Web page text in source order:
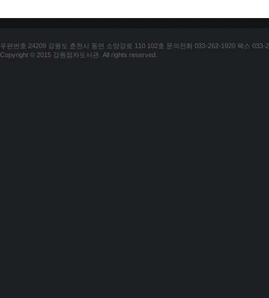
우편번호 24209 강원도 춘천시 동면 소양강로 110 102호 문의전화 033-262-1920 팩스 033-
Copyright © 2015 강원점자도서관. All rights reserved.